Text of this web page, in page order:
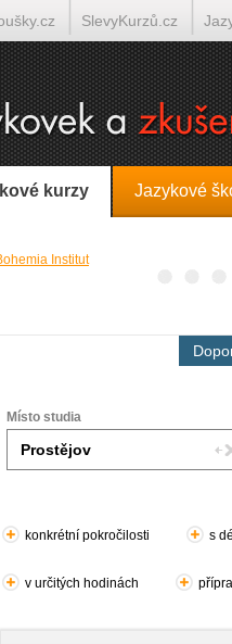
kurzy Jazykové
Místo studia
konkrétní pokročilosti s
v určitých hodinách
SlevyKurzů.cz
on-line Tlumočení-